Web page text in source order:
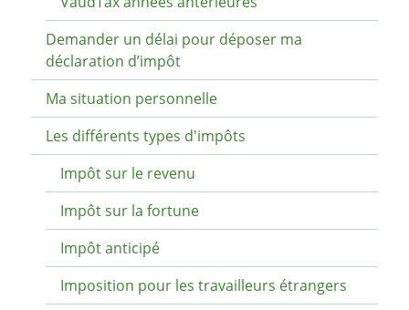
Demander un délai pour déposer ma
déclaration d’impôt
Ma situation personnelle
Les différents types d'impôts
Impôt sur le revenu
Impôt sur la fortune
Impôt anticipé
Imposition pour les travailleurs étrangers